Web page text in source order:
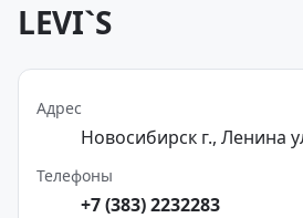
LEVI`S
Адрес
Новосибирск г., Ленина
Телефоны
+7 (383) 2232283